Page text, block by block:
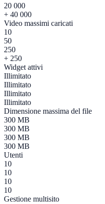
20 000
+ 40 000
Video massimi caricati
10
50
250
+ 250
Widget attivi
Illimitato
Illimitato
Illimitato
Illimitato
Dimensione massima del file
300 MB
300 MB
300 MB
300 MB
Utenti
10
10
10
10
Gestione multisito